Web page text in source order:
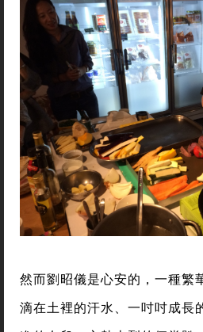
然而劉昭儀是心安的，一種繁
滴在土裡的汗水、一吋吋成長